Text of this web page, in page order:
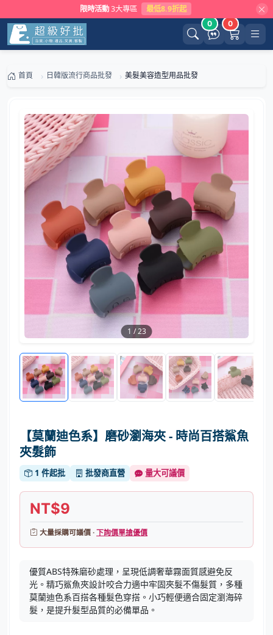
限時活動 3大專區 最低8.9折起
0 0
首頁 日韓版流行商品批發 美髮美容造型用品批發
1 /23
【莫蘭迪色系】磨砂瀏海夾 - 時尚百搭鯊魚
夾髮飾
1 件起批 批發商直營 量大可議價
NT$9
大量採購可議價 ·下詢價單搶優價
優質ABS特殊磨砂處理，呈現低調奢華霧面質感避免反
光。精巧鯊魚夾設計咬合力適中牢固夾髮不傷髮質，多種
莫蘭迪色系百搭各種髮色穿搭。小巧輕便適合固定瀏海碎
髮，是提升髮型品質的必備單品。